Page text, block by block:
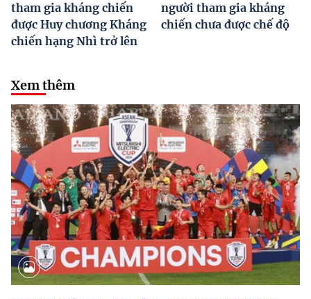
tham gia kháng chiến
được Huy chương Kháng
chiến hạng Nhì trở lên
người tham gia kháng
chiến chưa được chế độ
Xem thêm